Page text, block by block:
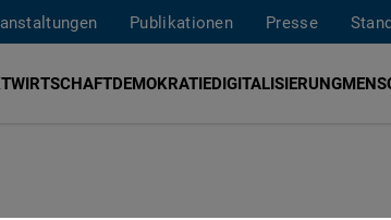
Publikationen Presse
DEMOKRATIEDIGITALISIERUNG